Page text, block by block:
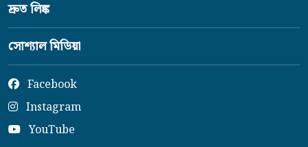
দ্রুত লিঙ্ক
সোশ্যাল মিডিয়া
Facebook
Instagram
YouTube